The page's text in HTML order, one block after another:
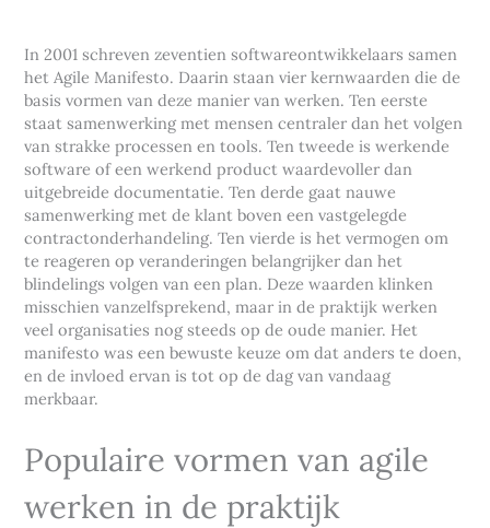
In 2001 schreven zeventien softwareontwikkelaars samen
het Agile Manifesto. Daarin staan vier kernwaarden die de
basis vormen van deze manier van werken. Ten eerste
staat samenwerking met mensen centraler dan het volgen
van strakke processen en tools. Ten tweede is werkende
software of een werkend product waardevoller dan
uitgebreide documentatie. Ten derde gaat nauwe
samenwerking met de klant boven een vastgelegde
contractonderhandeling. Ten vierde is het vermogen om
te reageren op veranderingen belangrijker dan het
blindelings volgen van een plan. Deze waarden klinken
misschien vanzelfsprekend, maar in de praktijk werken
veel organisaties nog steeds op de oude manier. Het
manifesto was een bewuste keuze om dat anders te doen,
en de invloed ervan is tot op de dag van vandaag
merkbaar.
Populaire vormen van agile
werken in de praktijk